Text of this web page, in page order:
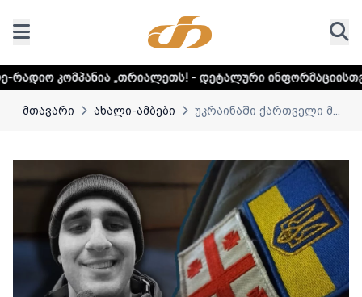
„თრიალეთს! - დეტალური ინფორმაციისთვის დააკლიკეთ
მთავარი ახალი-ამბები უკრაინაში ქართველი მ...